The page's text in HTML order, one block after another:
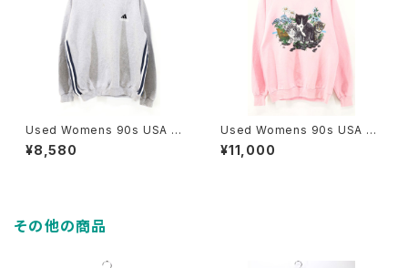
Used Womens 90s USA ad
idas 3Line Design Sweat S
ize S 古着
¥8,580
Used Womens 90s USA JE
RZEES Kitty Cat Animal Art
Graphic Pink Sweat Size L
¥11,000
その他の商品